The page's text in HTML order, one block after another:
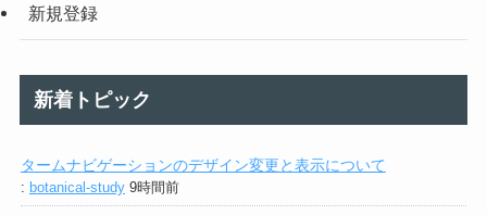
新規登録
新着トピック
タームナビゲーションのデザイン変更と表示について
: botanical-study 9時間前